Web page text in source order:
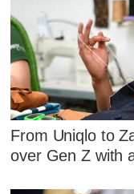
From Uniqlo to
over Gen Z with